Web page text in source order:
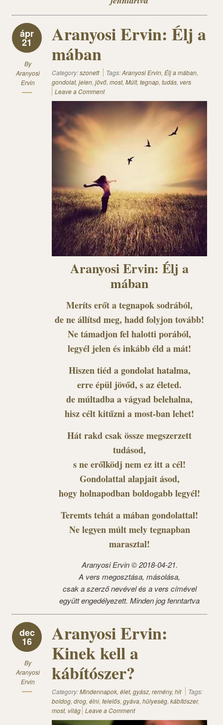
ápr
21
By
Aranyosi
Ervin
Aranyosi Ervin: Élj a
mában
Category:szonett Tags:Aranyosi Ervin, Élj a mában,
gondolat, jelen, jövő, most, Múlt, tegnap, tudás, vers
Leave a Comment
Aranyosi Ervin: Élj a
mában
Meríts erőt a tegnapok sodrából,
de ne állítsd meg, hadd folyjon tovább!
Ne támadjon fel halotti porából,
legyél jelen és inkább éld a mát!
Hiszen tiéd a gondolat hatalma,
erre épül jövőd, s az életed.
de múltadba a vágyad belehalna,
hisz célt kitűzni a most-ban lehet!
Hát rakd csak össze megszerzett
tudásod,
s ne erőlködj nem ez itt a cél!
Gondolattal alapjait ásod,
hogy holnapodban boldogabb legyél!
Teremts tehát a mában gondolattal!
Ne legyen múlt mely tegnapban
marasztal!
Aranyosi Ervin © 2018-04-21.
A vers megosztása, másolása,
csak a szerző nevével és a vers címével
együtt engedélyezett. Minden jog fenntartva
dec
16
By
Aranyosi
Ervin
Aranyosi Ervin:
Kinek kell a
kábítószer?
Category:Mindennapok, élet, gyász, remény, hit
Tags:
boldog, drog, élni, felelős, gyáva, hülyeség, kábítószer,
most, világ Leave a Comment